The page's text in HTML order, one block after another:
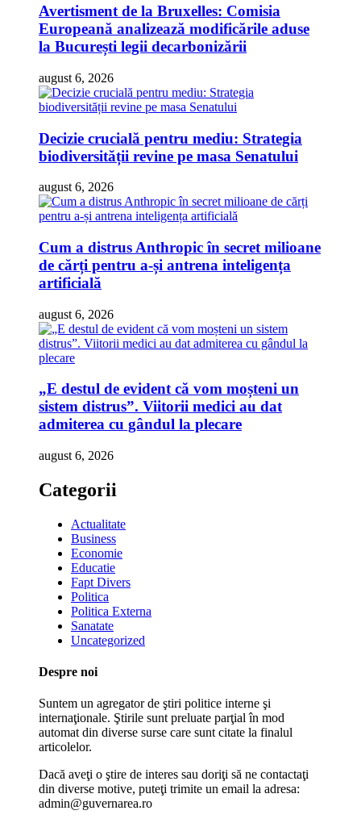
Avertisment de la Bruxelles: Comisia
Europeană analizează modificările aduse
la București legii decarbonizării
august 6, 2026
Decizie crucială pentru mediu: Strategia
biodiversității revine pe masa Senatului
august 6, 2026
Cum a distrus Anthropic în secret milioane
de cărți pentru a-și antrena inteligența
artificială
august 6, 2026
„E destul de evident că vom moșteni un
sistem distrus”. Viitorii medici au dat
admiterea cu gândul la plecare
august 6, 2026
Categorii
Actualitate
Business
Economie
Educatie
Fapt Divers
Politica
Politica Externa
Sanatate
Uncategorized
Despre noi
Suntem un agregator de ştiri politice interne şi
internaţionale. Ştirile sunt preluate parţial în mod
automat din diverse surse care sunt citate la finalul
articolelor.
Dacă aveţi o ştire de interes sau doriţi să ne contactaţi
din diverse motive, puteţi trimite un email la adresa:
admin@guvernarea.ro